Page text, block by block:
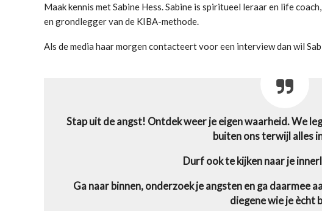
Maak kennis met Sabine Hess. Sabine is spiritueel leraar en life
en grondlegger van de KIBA-methode.
Als de media haar morgen contacteert voor een interview dan wil
Stap uit de angst! Ontdek weer je eigen waarheid. We
buiten ons terwijl alles
Durf ook te kijken naar je
Ga naar binnen, onderzoek je angsten en ga daarmee
diegene wie je ècht